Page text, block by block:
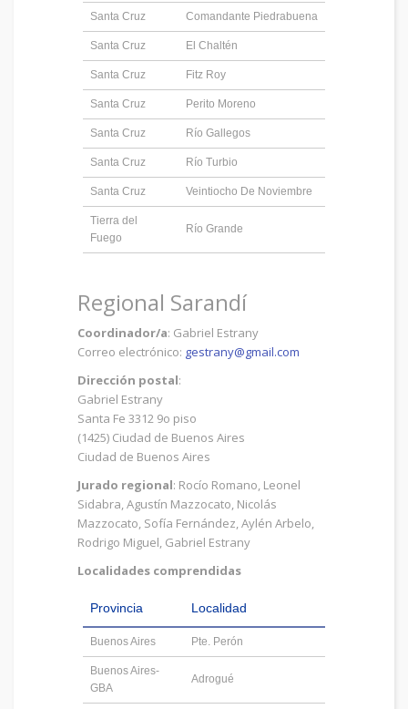
Santa Cruz Comandante Piedrabuena
Santa Cruz El Chaltén
Santa Cruz Fitz Roy
Santa Cruz Perito Moreno
Santa Cruz Río Gallegos
Santa Cruz Río Turbio
Santa Cruz Veintiocho De Noviembre
Tierra del
Fuego
Río Grande
Regional Sarandí
Coordinador/a: Gabriel Estrany
Correo electrónico: gestrany@gmail.com
Dirección postal:
Gabriel Estrany
Santa Fe 3312 9o piso
(1425) Ciudad de Buenos Aires
Ciudad de Buenos Aires
Jurado regional: Rocío Romano, Leonel
Sidabra, Agustín Mazzocato, Nicolás
Mazzocato, Sofía Fernández, Aylén Arbelo,
Rodrigo Miguel, Gabriel Estrany
Localidades comprendidas
Provincia Localidad
Buenos Aires Pte. Perón
Buenos Aires-
GBA
Adrogué